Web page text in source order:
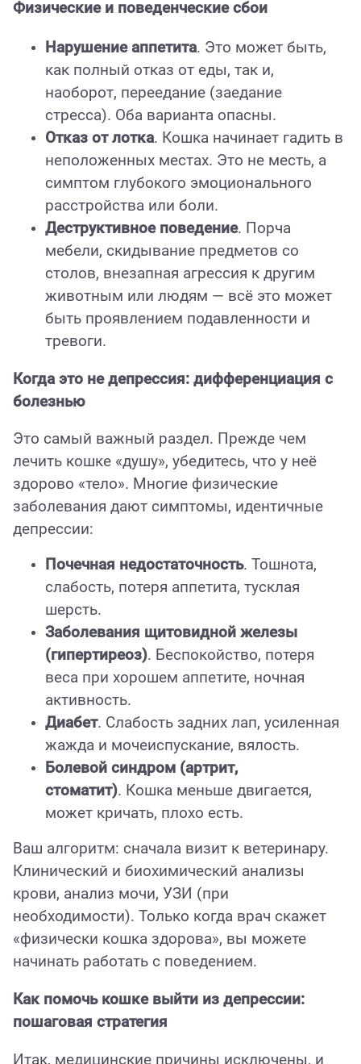
Физические и поведенческие сбои
Нарушение аппетита. Это может быть,
как полный отказ от еды, так и,
наоборот, переедание (заедание
стресса). Оба варианта опасны.
Отказ от лотка. Кошка начинает гадить в
неположенных местах. Это не месть, а
симптом глубокого эмоционального
расстройства или боли.
Деструктивное поведение. Порча
мебели, скидывание предметов со
столов, внезапная агрессия к другим
животным или людям — всё это может
быть проявлением подавленности и
тревоги.
Когда это не депрессия: дифференциация с
болезнью
Это самый важный раздел. Прежде чем
лечить кошке «душу», убедитесь, что у неё
здорово «тело». Многие физические
заболевания дают симптомы, идентичные
депрессии:
Почечная недостаточность. Тошнота,
слабость, потеря аппетита, тусклая
шерсть.
Заболевания щитовидной железы
(гипертиреоз). Беспокойство, потеря
веса при хорошем аппетите, ночная
активность.
Диабет. Слабость задних лап, усиленная
жажда и мочеиспускание, вялость.
Болевой синдром (артрит,
стоматит). Кошка меньше двигается,
может кричать, плохо есть.
Ваш алгоритм: сначала визит к ветеринару.
Клинический и биохимический анализы
крови, анализ мочи, УЗИ (при
необходимости). Только когда врач скажет
«физически кошка здорова», вы можете
начинать работать с поведением.
Как помочь кошке выйти из депрессии:
пошаговая стратегия
Итак, медицинские причины исключены, и